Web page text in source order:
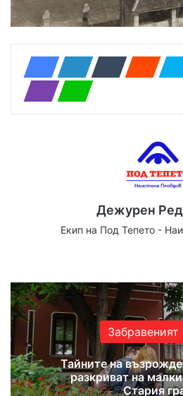
Дежурен
Екип на Под Тепето -
te bo
ok
Забравеният
Тайните на
разкриват на
Стария